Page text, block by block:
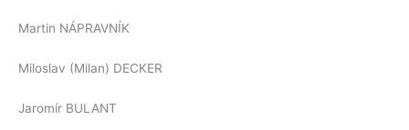
Martin NÁPRAVNÍK
Miloslav (Milan) DECKER
Jaromír BULANT